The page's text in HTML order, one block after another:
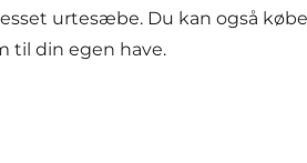
urtesæbe. Du kan også
til din egen have.